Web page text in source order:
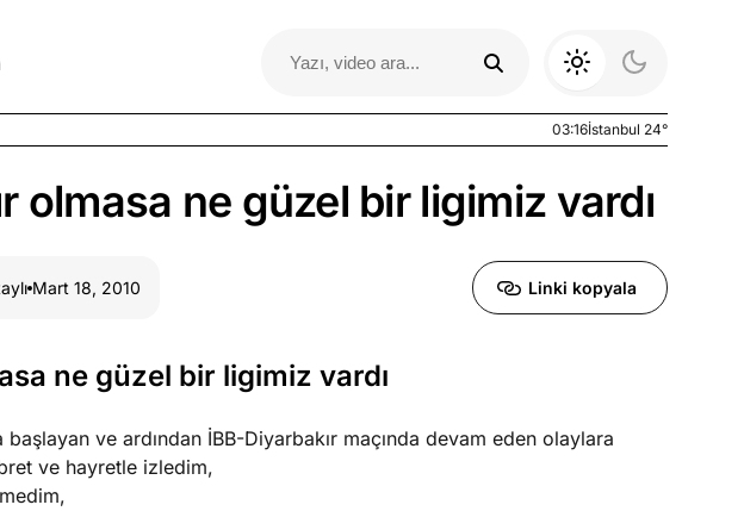
Spor Yazıları Otomobil Yazıları
03:16İstanbul 24°
olmasa ne güzel bir ligimiz vardı
Mart 18, 2010 Linki kopyala
ne güzel bir ligimiz vardı
başlayan ve ardından İBB-Diyarbakır maçında devam eden olaylara
ve hayretle izledim,